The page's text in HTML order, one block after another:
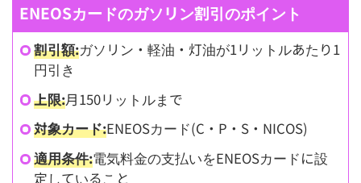
ENEOSカードのガソリン割引のポイント
割引額:ガソリン・軽油・灯油が1リットルあたり1
円引き
上限:月150リットルまで
対象カード:ENEOSカード(C・P・S・NICOS)
適用条件:電気料金の支払いをENEOSカードに設
定していること